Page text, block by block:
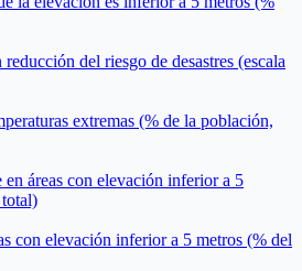
del riesgo de desastres (escala
extremas (% de la población,
áreas con elevación inferior a 5
con elevación inferior a 5 metros (% del